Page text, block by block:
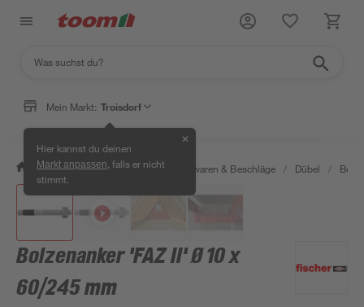
Mein Markt: Troisdorf
Hier kannst du deinen
Markt anpassen , falls er nicht
stimmt.
✕
/ Werkstatt & Maschinen / Eisenwaren & Beschläge / Dübel /
Bolzenanker 'FAZ II' Ø 10 x
60/245 mm